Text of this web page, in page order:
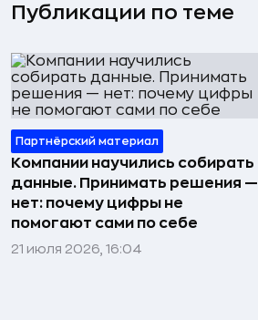
Публикации по теме
Партнёрский материал
Компании научились собирать
данные. Принимать решения —
нет: почему цифры не
помогают сами по себе
21 июля 2026, 16:04